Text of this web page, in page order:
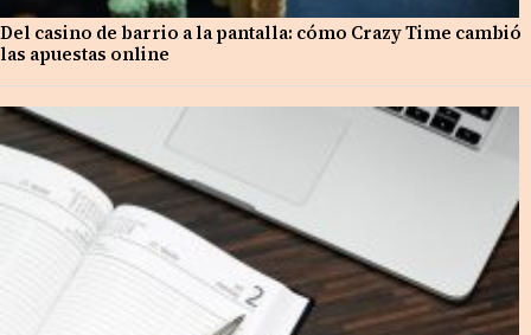
Del casino de barrio a la pantalla: cómo Crazy Time cambió
las apuestas online